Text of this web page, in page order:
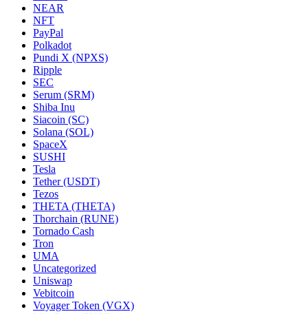
NEAR
NFT
PayPal
Polkadot
Pundi X (NPXS)
Ripple
SEC
Serum (SRM)
Shiba Inu
Siacoin (SC)
Solana (SOL)
SpaceX
SUSHI
Tesla
Tether (USDT)
Tezos
THETA (THETA)
Thorchain (RUNE)
Tornado Cash
Tron
UMA
Uncategorized
Uniswap
Vebitcoin
Voyager Token (VGX)